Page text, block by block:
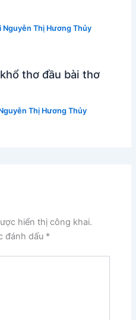
Nguyễn Thị Hương Thủy
thơ đầu bài thơ
Thị Hương Thủy
hiển thị công khai.
đánh dấu *